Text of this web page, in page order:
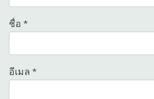
ชื่อ *
อีเมล *